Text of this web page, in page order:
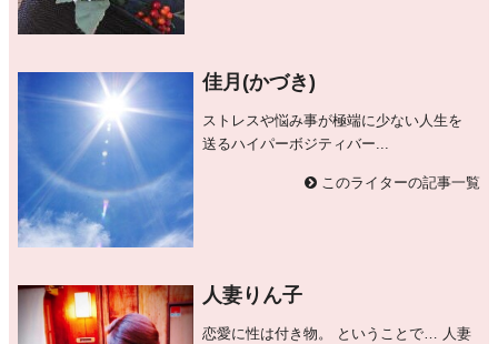
佳月(かづき)
ストレスや悩み事が極端に少ない人生を
送るハイパーボジティバー...
このライターの記事一覧
人妻りん子
恋愛に性は付き物。 ということで… 人妻